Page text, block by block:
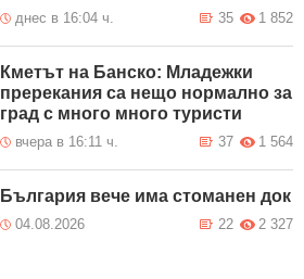
днес в 16:04 ч. 1 852
35
Кметът на Банско: Младежки
пререкания са нещо нормално за
град с много много туристи
вчера в 16:11 ч. 1 564
37
България вече има стоманен док
04.08.2026 2 327
22